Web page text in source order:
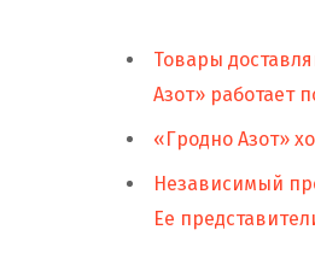
Товары
Азот» работает
«Гродно Азот»
Независимый
Ее